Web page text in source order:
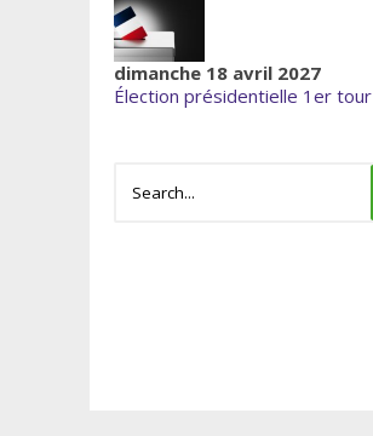
dimanche 18 avril 2027
Élection présidentielle 1er tour